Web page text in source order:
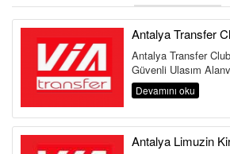
Antalya Transfer
Antalya Transfer
Güvenli Ulaşım
Belek Kemer Kundu
Havalima...
Devamını oku
Antalya Limuzin